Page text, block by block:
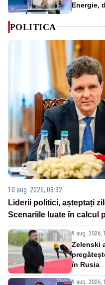
Energie,
POLITICA
10 aug. 2026, 08:32
Liderii politici, așteptați
Scenariile luate în calcul
9 aug. 2026,
Zelenski
în Rusia
9 aug. 2026,